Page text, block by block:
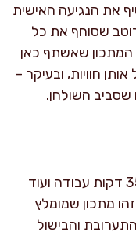
את הנגיעה האישית
שסוחף את כל
המתכון שאשתף כאן
חוויות, ובעיקר –
שסביב השולחן.
ההכנה של קציצות קיפוד אורכת כ-35 דקות עבודה ועוד
זהו מתכון שמומלץ
והבישול